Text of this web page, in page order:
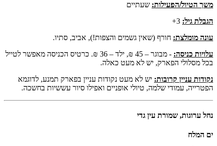
משך הטיול/הפעילות: שעתיים
הגבלת גיל:
עונה מומלצת: חורף (שאין גשמים והצפות!), אביב, סתיו.
עלויות כניסה:
- מבוגר – 45 ₪, ילד – 36 ₪. כרטיס הכניסה מאפשר לטייל
בכל מסלולי הפארק, יש לא מעט כאלה.
נקודות עניין קרובות: יש לא מעט נקודות עניין בפארק תמנע, לדוגמא
הפטרייה, עמודי שלמה, טיולי אופניים ואפילו סיור עששיות בחשכה.
נחל ערוגות, שמורת עין גדי
ים המלח